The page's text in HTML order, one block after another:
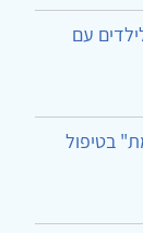
עם
בטיפול